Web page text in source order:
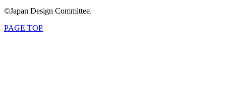
©Japan Design Committee.
PAGE TOP